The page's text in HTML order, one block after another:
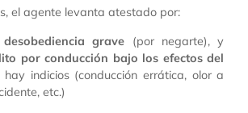
el agente levanta atestado por:
grave (por negarte), y
por conducción bajo los efectos del
hay indicios (conducción errática, olor a
etc.)